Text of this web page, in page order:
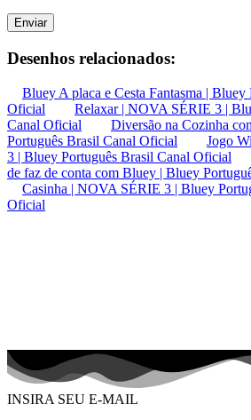
Enviar
Desenhos relacionados:
Bluey A placa e Cesta Fantasma |
Oficial
Relaxar | NOVA SÉRIE 3 |
Canal Oficial
Diversão na Cozinha
Português Brasil Canal Oficial
Jogo
3 | Bluey Português Brasil Canal Oficial
de faz de conta com Bluey | Bluey
Casinha | NOVA SÉRIE 3 | Bluey
Oficial
INSIRA SEU E-MAIL